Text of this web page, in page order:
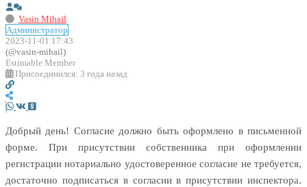
Vasin Mihail
Администратор
2023-11-01 17:43
(@vasin-mihail)
Estimable Member
Присоединился: 3 года назад
Добрый день! Согласие должно быть оформлено в письменной
форме. При присутствии собственника при оформлении
регистрации нотариально удостоверенное согласие не требуется,
достаточно подписаться в согласии в присутствии инспектора.